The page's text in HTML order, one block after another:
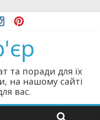
та поради для їх
на нашому сайті
вас.